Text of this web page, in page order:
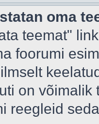
oma
teemat"
foorumi
on
reegleid